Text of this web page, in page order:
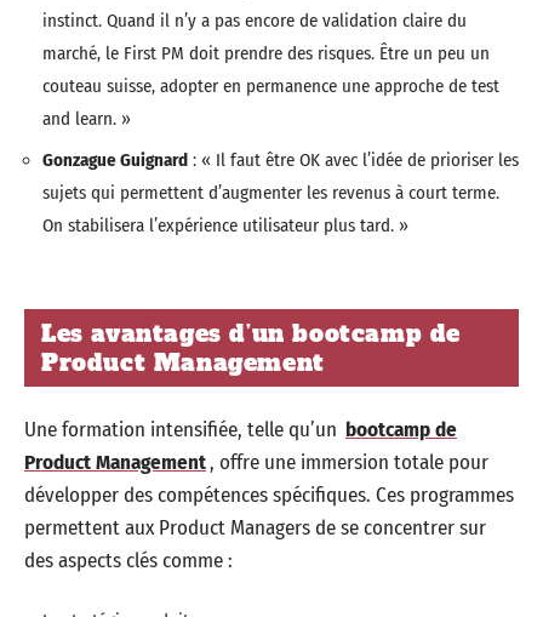
instinct. Quand il n’y a pas encore de validation claire du
marché, le First PM doit prendre des risques. Être un peu un
couteau suisse, adopter en permanence une approche de test
and learn. »
Gonzague Guignard : « Il faut être OK avec l’idée de prioriser les
sujets qui permettent d’augmenter les revenus à court terme.
On stabilisera l’expérience utilisateur plus tard. »
Les avantages d’un bootcamp de
Product Management
Une formation intensifiée, telle qu’un bootcamp de
Product Management, offre une immersion totale pour
développer des compétences spécifiques. Ces programmes
permettent aux Product Managers de se concentrer sur
des aspects clés comme :